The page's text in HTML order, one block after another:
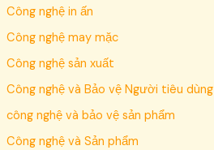
Công nghệ in ấn
Công nghệ may mặc
Công nghệ sản xuất
Công nghệ và Bảo vệ Người tiêu dùng
công nghệ và bảo vệ sản phẩm
Công nghệ và Sản phẩm